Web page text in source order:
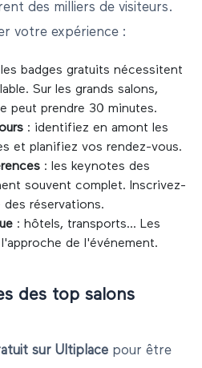
des milliers de visiteurs.
votre expérience :
badges gratuits nécessitent
Sur les grands salons,
peut prendre 30 minutes.
: identifiez en amont les
et planifiez vos rendez-vous.
: les keynotes des
souvent complet. Inscrivez-
des réservations.
: hôtels, transports... Les
de l'événement.
des top salons
sur Ultiplace pour être